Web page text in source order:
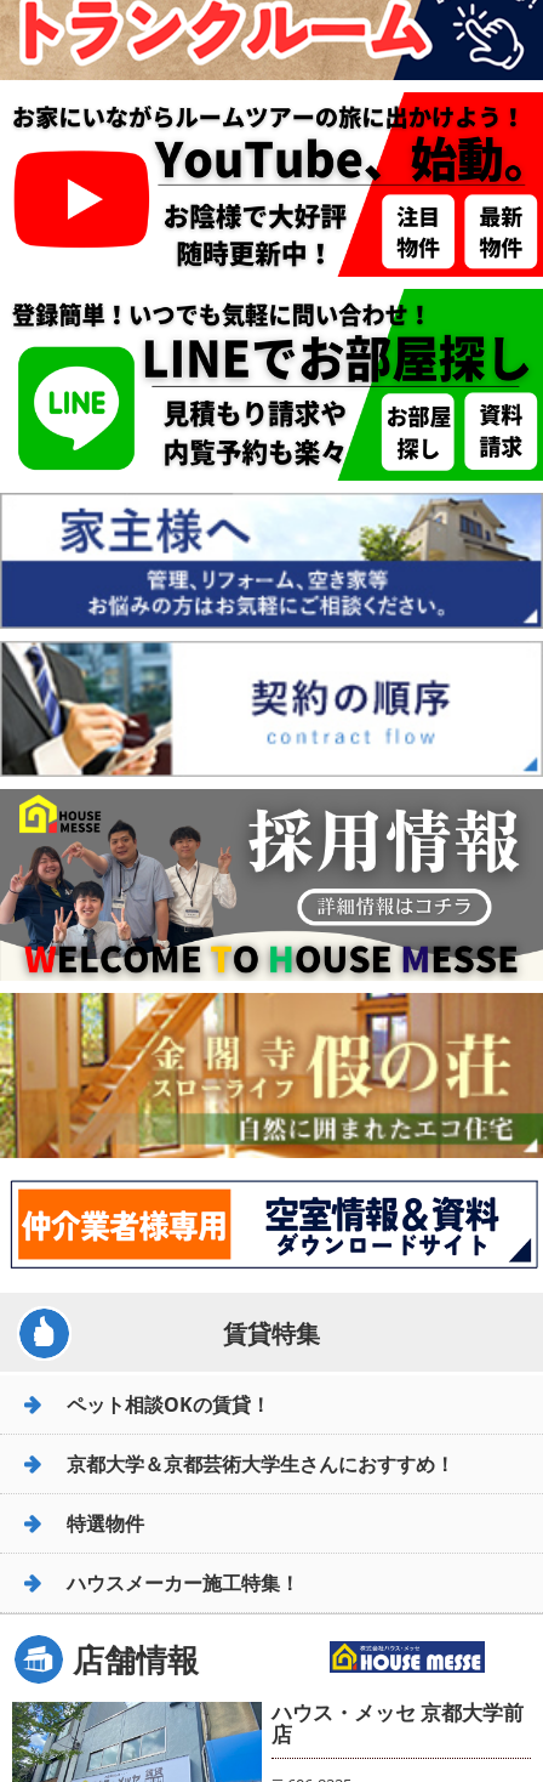
賃貸特集
ペット相談OKの賃貸！
京都大学＆京都芸術大学生さんにおすすめ！
特選物件
ハウスメーカー施工特集！
店舗情報
ハウス・メッセ 京都大学前
店